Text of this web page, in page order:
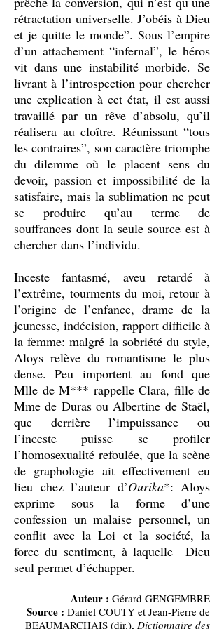
rétractation universelle. J’obéis à Dieu
et je quitte le monde”. Sous l’empire
d’un attachement “infernal”, le héros
vit dans une instabilité morbide. Se
livrant à l’introspection pour chercher
une explication à cet état, il est aussi
travaillé par un rêve d’absolu, qu’il
réalisera au cloître. Réunissant “tous
les contraires”, son caractère triomphe
du dilemme où le placent sens du
devoir, passion et impossibilité de la
satisfaire, mais la sublimation ne peut
se produire qu’au terme de
souffrances dont la seule source est à
chercher dans l’individu.
Inceste fantasmé, aveu retardé à
l’extrême, tourments du moi, retour à
l’origine de l’enfance, drame de la
jeunesse, indécision, rapport difficile à
la femme: malgré la sobriété du style,
Aloys relève du romantisme le plus
dense. Peu importent au fond que
Mlle de M*** rappelle Clara, fille de
Mme de Duras ou Albertine de Staël,
que derrière l’impuissance ou
l’inceste puisse se profiler
l’homosexualité refoulée, que la scène
de graphologie ait effectivement eu
lieu chez l’auteur d’Ourika*: Aloys
exprime sous la forme d’une
confession un malaise personnel, un
conflit avec la Loi et la société, la
force du sentiment, à laquelle Dieu
seul permet d’échapper.
Auteur : Gérard GENGEMBRE
Source : Daniel COUTY et Jean-Pierre de
BEAUMARCHAIS (dir.), Dictionnaire des